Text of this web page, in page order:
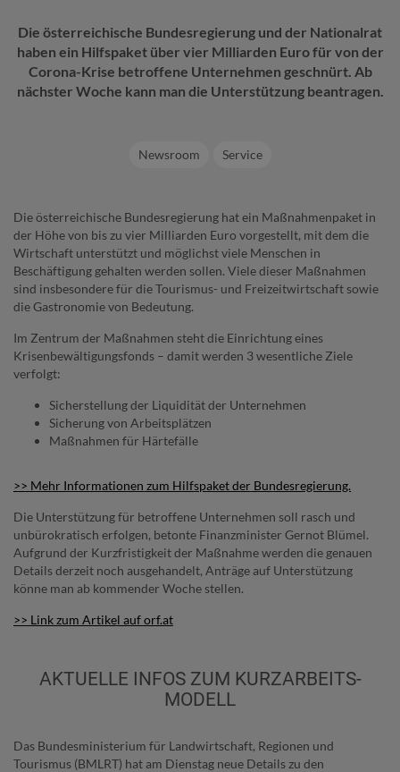
Die österreichische Bundesregierung und der Nationalrat
haben ein Hilfspaket über vier Milliarden Euro für von der
Corona-Krise betroffene Unternehmen geschnürt. Ab
nächster Woche kann man die Unterstützung beantragen.
Newsroom Service
Die österreichische Bundesregierung hat ein Maßnahmenpaket in
der Höhe von bis zu vier Milliarden Euro vorgestellt, mit dem die
Wirtschaft unterstützt und möglichst viele Menschen in
Beschäftigung gehalten werden sollen. Viele dieser Maßnahmen
sind insbesondere für die Tourismus- und Freizeitwirtschaft sowie
die Gastronomie von Bedeutung.
Im Zentrum der Maßnahmen steht die Einrichtung eines
Krisenbewältigungsfonds – damit werden 3 wesentliche Ziele
verfolgt:
Sicherstellung der Liquidität der Unternehmen
Sicherung von Arbeitsplätzen
Maßnahmen für Härtefälle
>> Mehr Informationen zum Hilfspaket der Bundesregierung.
Die Unterstützung für betroffene Unternehmen soll rasch und
unbürokratisch erfolgen, betonte Finanzminister Gernot Blümel.
Aufgrund der Kurzfristigkeit der Maßnahme werden die genauen
Details derzeit noch ausgehandelt, Anträge auf Unterstützung
könne man ab kommender Woche stellen.
>> Link zum Artikel auf orf.at
AKTUELLE INFOS ZUM KURZARBEITS-
MODELL
Das Bundesministerium für Landwirtschaft, Regionen und
Tourismus (BMLRT) hat am Dienstag neue Details zu den